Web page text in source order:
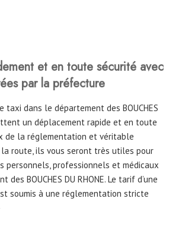
et en toute sécurité avec
par la préfecture
taxi dans le département des BOUCHES
un déplacement rapide et en toute
de la réglementation et véritable
route, ils vous seront très utiles pour
personnels, professionnels et médicaux
des BOUCHES DU RHONE. Le tarif d’une
soumis à une réglementation stricte